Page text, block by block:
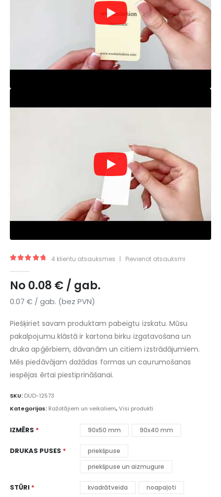
4 klientu atsauksmes | Pievienot atsauksmi
No 0.08 € / gab.
0.07 € / gab. (bez PVN)
Piešķiriet savam produktam pabeigtu izskatu. Mūsu
pakalpojumu klāstā ir kartona birku izgatavošana un
druka apģērbiem, dāvanām un citiem izstrādājumiem.
Mēs piedāvājam dažādas formas un caurumošanas
iespējas ērtai piestiprināšanai.
SKU: DUD-12573
Kategorijas: Ražotājiem un veikaliem,Visi produkti
IZMĒRS 90x50 mm 90x40 mm
DRUKAS PUSES
priekšpuse
priekšpuse un aizmugure
STŪRI kvadrātveida noapaļoti